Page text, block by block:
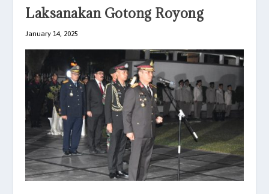
Laksanakan Gotong Royong
January 14, 2025